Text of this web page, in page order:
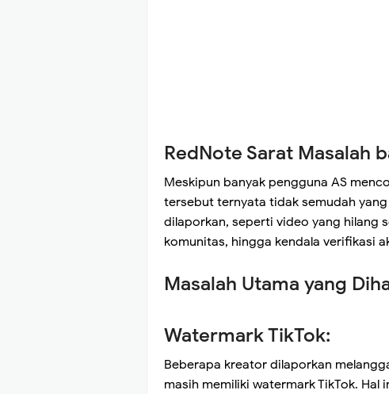
RedNote Sarat Masalah
Meskipun banyak pengguna AS
tersebut ternyata tidak semudah
dilaporkan, seperti video yang hilang
komunitas, hingga kendala verifikasi
Masalah Utama yang
Watermark TikTok:
Beberapa kreator dilaporkan
masih memiliki watermark TikTok.